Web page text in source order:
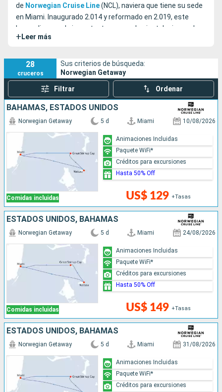
de Norwegian Cruise Line(NCL), naviera que tiene su sede
en Miami. Inaugurado 2.014 y reformado en 2.019, este
barco dispone de importantes y grandes instalaciones de
ocio.
+ Leer más
28
cruceros
Sus criterios de búsqueda:
Norwegian Getaway
Filtrar Ordenar
BAHAMAS, ESTADOS UNIDOS
Comidas incluidas
Norwegian Getaway 5 d Miami 10/08/2026
US$ 129 +Tasas
Animaciones Incluidas
Paquete WiFi*
Créditos para excursiones
Hasta 50% Off
ESTADOS UNIDOS, BAHAMAS
Comidas incluidas
Norwegian Getaway 5 d Miami 24/08/2026
US$ 149 +Tasas
Animaciones Incluidas
Paquete WiFi*
Créditos para excursiones
Hasta 50% Off
ESTADOS UNIDOS, BAHAMAS
Norwegian Getaway 5 d Miami 31/08/2026
Animaciones Incluidas
Paquete WiFi*
Créditos para excursiones